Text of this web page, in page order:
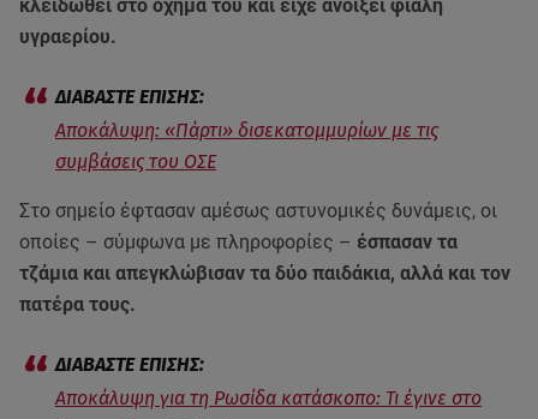
κλειδωθεί στο όχημά του και είχε ανοίξει φιάλη
υγραερίου.
Αποκάλυψη: «Πάρτι» δισεκατομμυρίων με τις
συμβάσεις του ΟΣΕ
Στο σημείο έφτασαν αμέσως αστυνομικές δυνάμεις, οι
οποίες – σύμφωνα με πληροφορίες – έσπασαν τα
τζάμια και απεγκλώβισαν τα δύο παιδάκια, αλλά και τον
πατέρα τους.
Αποκάλυψη για τη Ρωσίδα κατάσκοπο: Τι έγινε στο